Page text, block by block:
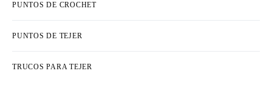
PUNTOS DE CROCHET
PUNTOS DE TEJER
TRUCOS PARA TEJER